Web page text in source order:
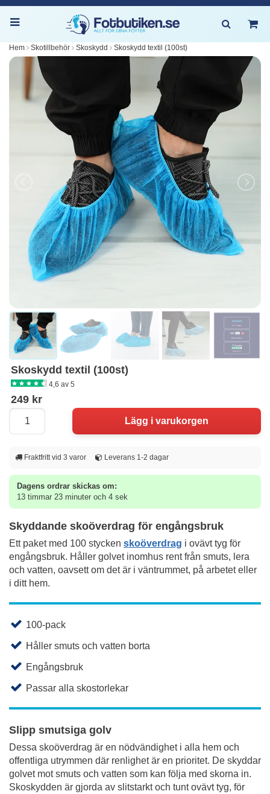
Hem Skotillbehör Skoskydd Skoskydd textil (100st)
Skoskydd textil (100st)
4,6 av 5
249 kr
Fraktfritt vid 3 varor Leverans 1-2 dagar
Dagens ordrar skickas om:
13 timmar 23 minuter och 4 sek
Skyddande skoöverdrag för engångsbruk
Ett paket med 100 stycken skoöverdrag i ovävt tyg för
engångsbruk. Håller golvet inomhus rent från smuts, lera
och vatten, oavsett om det är i väntrummet, på arbetet eller
i ditt hem.
100-pack
Håller smuts och vatten borta
Engångsbruk
Passar alla skostorlekar
Slipp smutsiga golv
Dessa skoöverdrag är en nödvändighet i alla hem och
offentliga utrymmen där renlighet är en prioritet. De skyddar
golvet mot smuts och vatten som kan följa med skorna in.
Skoskydden är gjorda av slitstarkt och tunt ovävt tyg, för